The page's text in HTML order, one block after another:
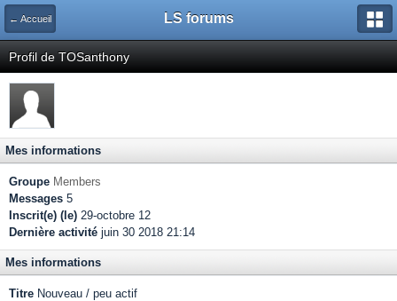
← Accueil LS forums
Profil de TOSanthony
Mes informations
Groupe Members
Messages 5
Inscrit(e) (le) 29-octobre 12
Dernière activité juin 30 2018 21:14
Mes informations
Titre Nouveau / peu actif